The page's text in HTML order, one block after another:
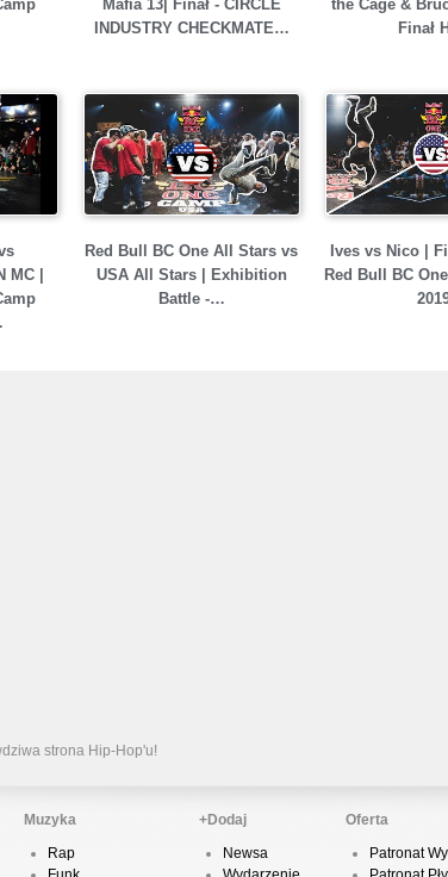
Mafia 13| Finał - CIRCLE
INDUSTRY CHECKMATE…
the Cage &
Finał
MC |
Red Bull BC One All Stars vs
USA All Stars | Exhibition
Battle -…
Ives vs Nico |
Red Bull BC
strona Hip-Hop'u!
Muzyka
Rap
+Dodaj
Newsa
Oferta
Patronat